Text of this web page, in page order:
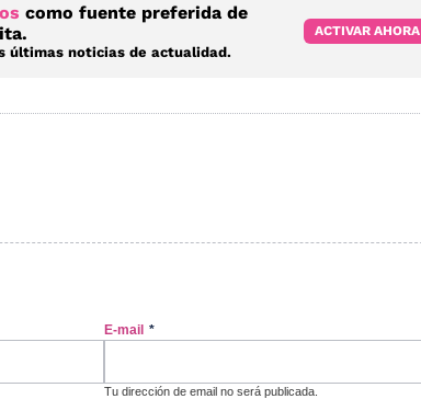
como fuente preferida de
últimas noticias de actualidad.
ACTIVAR AHORA
E-mail *
Tu dirección de email no será publicada.